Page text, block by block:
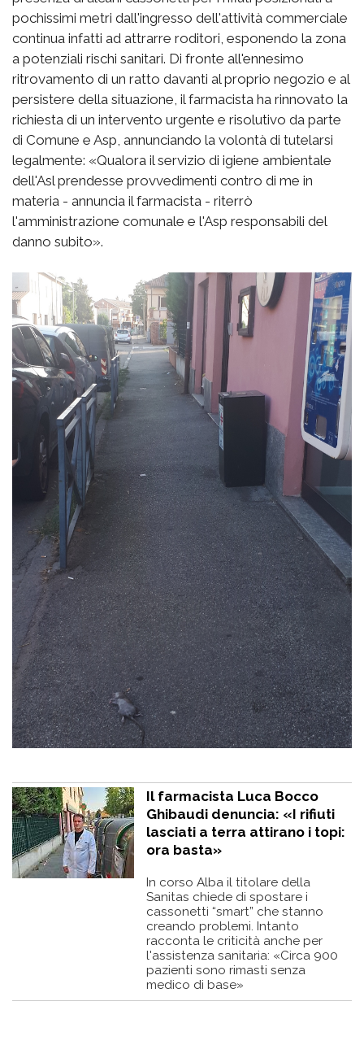
pochissimi metri dall'ingresso dell'attività commerciale
continua infatti ad attrarre roditori, esponendo la zona
a potenziali rischi sanitari. Di fronte all'ennesimo
ritrovamento di un ratto davanti al proprio negozio e al
persistere della situazione, il farmacista ha rinnovato la
richiesta di un intervento urgente e risolutivo da parte
di Comune e Asp, annunciando la volontà di tutelarsi
legalmente: «Qualora il servizio di igiene ambientale
dell'Asl prendesse provvedimenti contro di me in
materia - annuncia il farmacista - riterrò
l'amministrazione comunale e l'Asp responsabili del
danno subito».
Il farmacista Luca Bocco
Ghibaudi denuncia: «I rifiuti
lasciati a terra attirano i topi:
ora basta»
In corso Alba il titolare della
Sanitas chiede di spostare i
cassonetti “smart” che stanno
creando problemi. Intanto
racconta le criticità anche per
l'assistenza sanitaria: «Circa 900
pazienti sono rimasti senza
medico di base»